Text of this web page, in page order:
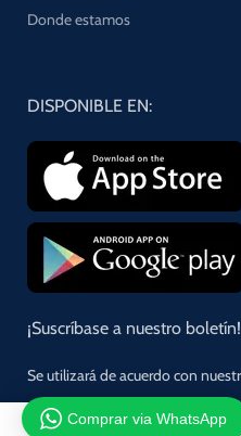
Donde estamos
DISPONIBLE EN:
¡Suscríbase a nuestro boletín!
Se utilizará de acuerdo con
Comprar via WhatsApp